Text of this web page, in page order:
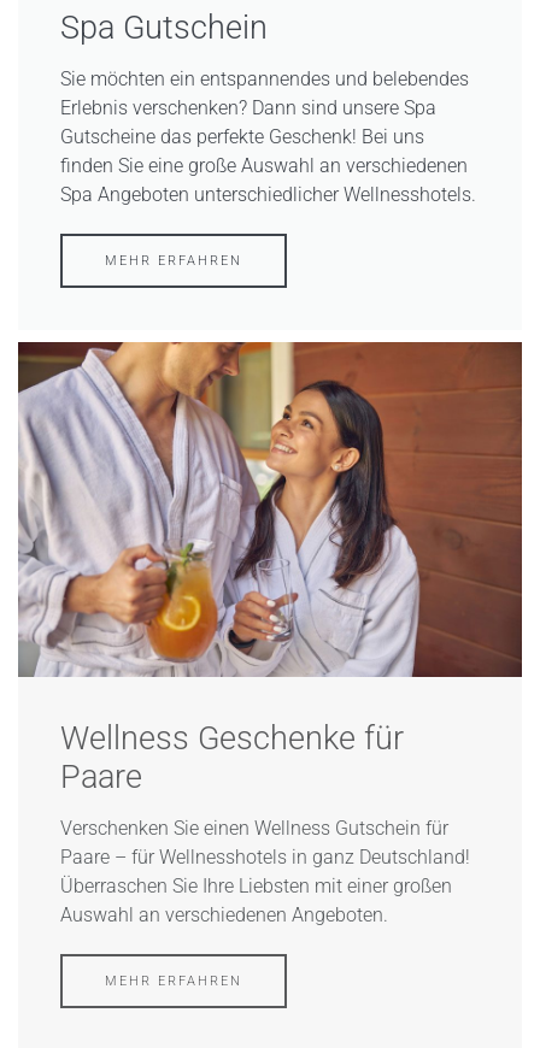
Spa Gutschein
Sie möchten ein entspannendes und belebendes
Erlebnis verschenken? Dann sind unsere Spa
Gutscheine das perfekte Geschenk! Bei uns
finden Sie eine große Auswahl an verschiedenen
Spa Angeboten unterschiedlicher Wellnesshotels.
MEHR ERFAHREN
Wellness Geschenke für
Paare
Verschenken Sie einen Wellness Gutschein für
Paare – für Wellnesshotels in ganz Deutschland!
Überraschen Sie Ihre Liebsten mit einer großen
Auswahl an verschiedenen Angeboten.
MEHR ERFAHREN